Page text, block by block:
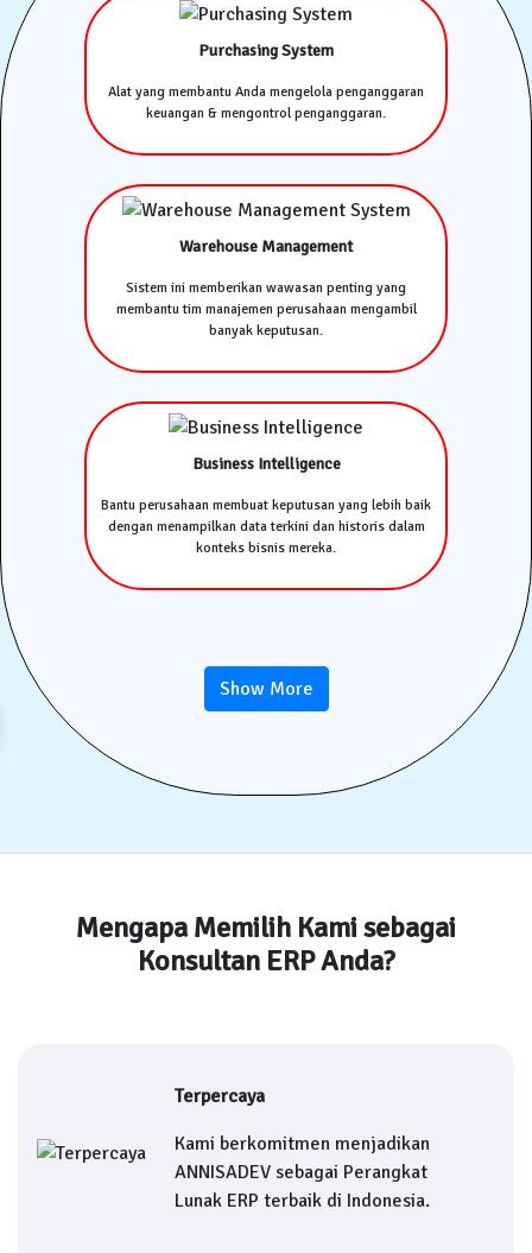
Purchasing System
Alat yang membantu Anda mengelola penganggaran
keuangan & mengontrol penganggaran.
Warehouse Management
Sistem ini memberikan wawasan penting yang
membantu tim manajemen perusahaan mengambil
banyak keputusan.
Business Intelligence
Bantu perusahaan membuat keputusan yang lebih baik
dengan menampilkan data terkini dan historis dalam
konteks bisnis mereka.
Show More
Mengapa Memilih Kami sebagai
Konsultan ERP Anda?
Terpercaya
Kami berkomitmen menjadikan
ANNISADEV sebagai Perangkat
Lunak ERP terbaik di Indonesia.